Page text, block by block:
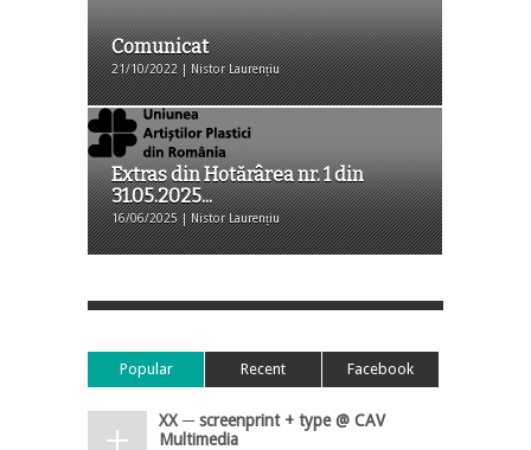
Comunicat
21/10/2022 | Nistor Laurențiu
Extras din Hotărârea nr. 1 din
31.05.2025...
16/06/2025 | Nistor Laurențiu
Popular Recent Facebook
XX ─ screenprint + type @ CAV
Multimedia